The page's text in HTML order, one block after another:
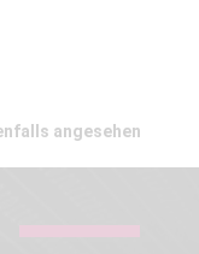
angesehen